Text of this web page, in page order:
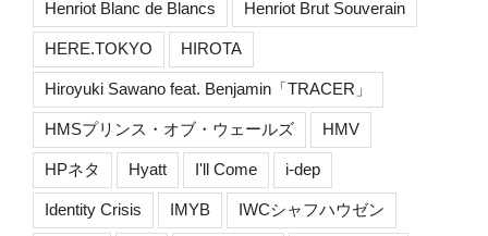
Henriot Blanc de Blancs Henriot Brut Souverain
HERE.TOKYO HIROTA
Hiroyuki Sawano feat. Benjamin「TRACER」
HMSプリンス・オブ・ウェールズ HMV
HPネタ Hyatt I'll Come i-dep
Identity Crisis IMYB IWCシャフハウゼン